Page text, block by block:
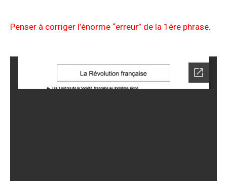
Penser à corriger l’énorme “erreur” de la 1ère phrase.